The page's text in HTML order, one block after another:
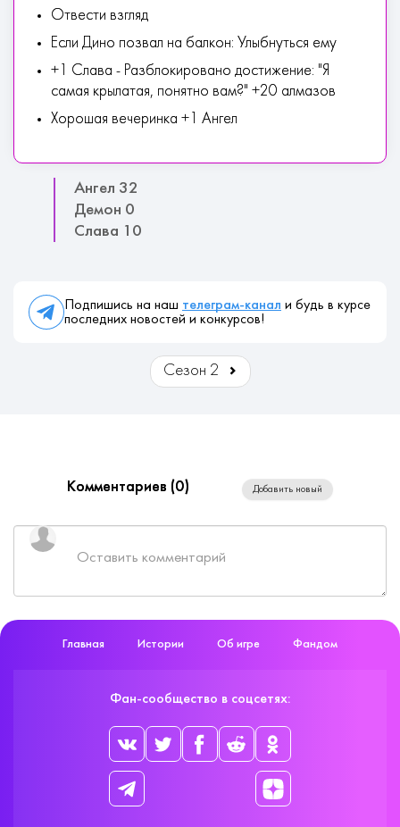
Отвести взгляд
Если Дино позвал на балкон: Улыбнуться ему
+1 Слава - Разблокировано достижение: "Я
самая крылатая, понятно вам?" +20 алмазов
Хорошая вечеринка +1 Ангел
Ангел 32
Демон 0
Слава 10
Подпишись на наш телеграм-канал и будь в курсе
последних новостей и конкурсов!
Сезон 2
Комментариев (0) Добавить новый
Главная Истории Об игре Фандом
Фан-сообщество в соцсетях: